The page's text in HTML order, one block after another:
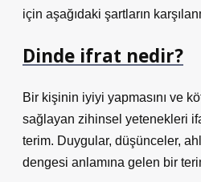
için aşağıdaki şartların
Dinde ifrat nedir?
Bir kişinin iyiyi yapmasını ve
sağlayan zihinsel yetenekleri
terim. Duygular, düşünceler,
dengesi anlamına gelen bir